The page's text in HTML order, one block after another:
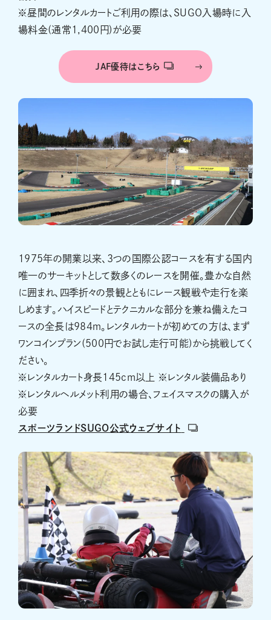
※昼間のレンタルカートご利用の際は、SUGO入場時に入
場料金(通常1,400円)が必要
JAF優待はこちら
1975年の開業以来、3つの国際公認コースを有する国内
唯一のサーキットとして数多くのレースを開催。豊かな自然
に囲まれ、四季折々の景観とともにレース観戦や走行を楽
しめます。ハイスピードとテクニカルな部分を兼ね備えたコ
ースの全長は984ｍ。レンタルカートが初めての方は、まず
ワンコインプラン(500円でお試し走行可能)から挑戦してく
ださい。
※レンタルカート身長145cm以上 ※レンタル装備品あり
※レンタルヘルメット利用の場合、フェイスマスクの購入が
必要
スポーツランドSUGO公式ウェブサイト